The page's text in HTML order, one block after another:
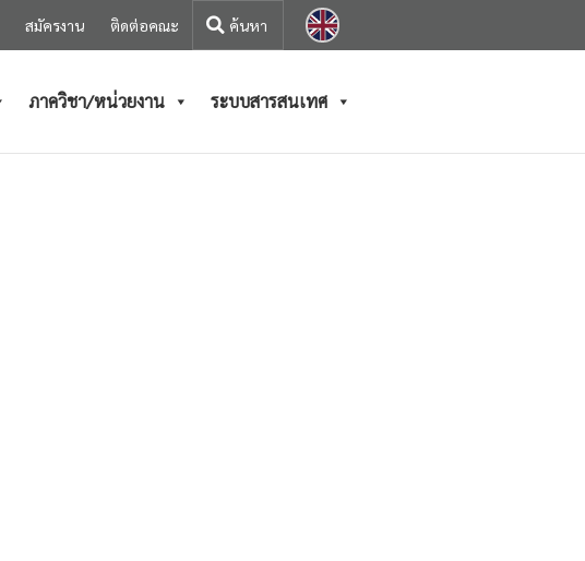
สมัครงาน ติดต่อคณะ
ภาควิชา/หน่วยงาน ระบบสารสนเทศ